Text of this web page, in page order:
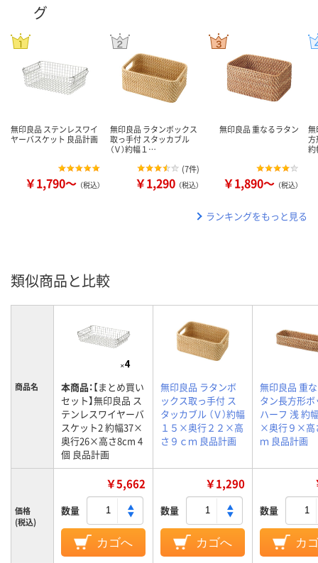
グ
無印良品 ステンレスワイ
ヤーバスケット 良品計画
￥1,790～ （税込）
無印良品 ラタンボックス
取っ手付 スタッカブル
（Ｖ）約幅１…
(7件)
￥1,290 （税込）
無印良品 重なるラタン
￥1,890～ （税込）
無
方
ランキングをもっと見る
類似商品と比較
商品名 本商品：【まとめ買い
セット】無印良品 ス
テンレスワイヤーバ
スケット2 約幅37×
奥行26×高さ8cm 4
個 良品計画
無印良品 ラタンボ
ックス取っ手付 ス
タッカブル （Ｖ）約幅
１５×奥行２２×高
さ９ｃｍ 良品計画
無印良品 重
タン長方形
ハーフ 浅 約
×奥行９×高
ｍ 良品計画
価格
(税込)
￥5,662
数量
カゴへ
￥1,290
数量
カゴへ
数量
カ